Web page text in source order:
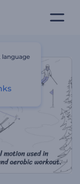
language